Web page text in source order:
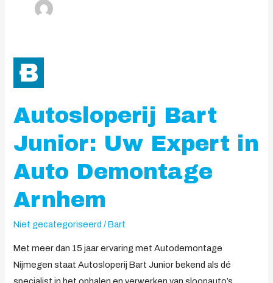
Autosloperij Bart
Junior: Uw Expert in
Auto Demontage
Arnhem
Niet gecategoriseerd /Bart
Met meer dan 15 jaar ervaring met Autodemontage
Nijmegen staat Autosloperij Bart Junior bekend als dé
Autosloperij
Bart
Uw
in
Auto
Demontage
Arnhem